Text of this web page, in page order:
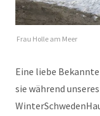
Frau Holle am Meer
Eine liebe
sie während